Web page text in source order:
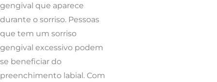
gengival que aparece
durante o sorriso. Pessoas
que tem um sorriso
gengival excessivo podem
se beneficiar do
preenchimento labial. Com